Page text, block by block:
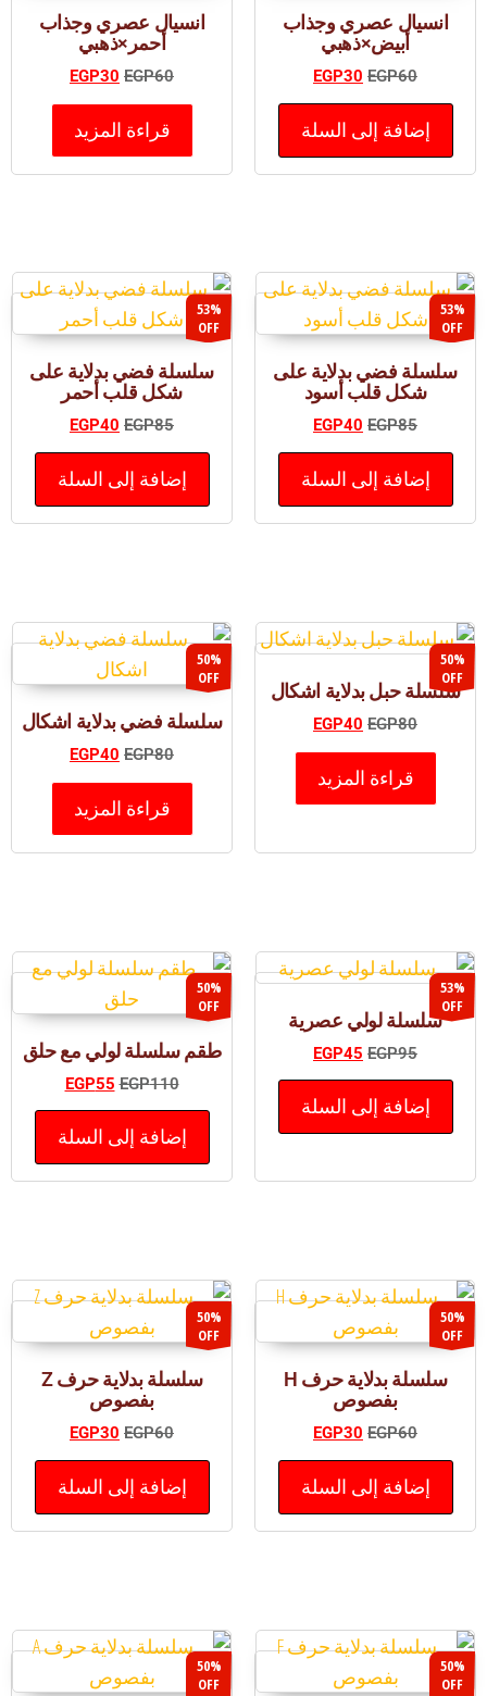
انسيال عصري وجذاب
أبيض×ذهبي
EGP60
EGP30
إضافة إلى السلة
انسيال عصري وجذاب
أحمر×ذهبي
EGP60
EGP30
قراءة المزيد
53%
OFF
سلسلة فضي بدلاية على
شكل قلب أسود
EGP85
EGP40
إضافة إلى السلة
53%
OFF
سلسلة فضي بدلاية على
شكل قلب أحمر
EGP85
EGP40
إضافة إلى السلة
50%
OFF
سلسلة حبل بدلاية اشكال
EGP80
EGP40
قراءة المزيد
50%
OFF
سلسلة فضي بدلاية اشكال
EGP80
EGP40
قراءة المزيد
53%
OFF
سلسلة لولي عصرية
EGP95
EGP45
إضافة إلى السلة
50%
OFF
طقم سلسلة لولي مع حلق
EGP110
EGP55
إضافة إلى السلة
50%
OFF
سلسلة بدلاية حرف H
بفصوص
EGP60
EGP30
إضافة إلى السلة
50%
OFF
سلسلة بدلاية حرف Z
بفصوص
EGP60
EGP30
إضافة إلى السلة
50%
OFF
50%
OFF